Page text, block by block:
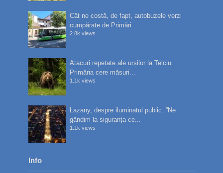
Cât ne costă, de fapt, autobuzele verzi
cumpărate de Primări...
2.8k views
Atacuri repetate ale urșilor la Telciu.
Primăria cere măsuri...
1.1k views
Lazany, despre iluminatul public. ”Ne
gândim la siguranța ce...
1.1k views
Info